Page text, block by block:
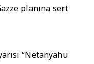
planına sert
“Netanyahu